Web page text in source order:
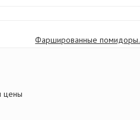
Фаршированные помидоры.
цены